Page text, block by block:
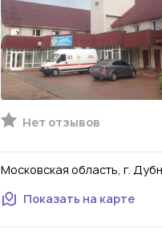
Нет отзывов
Московская область, г.
Показать на карте